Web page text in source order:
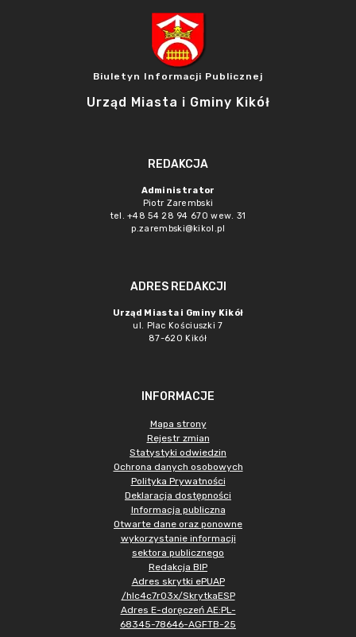
Biuletyn Informacji Publicznej
Urząd Miasta i Gminy Kikół
REDAKCJA
Administrator
Piotr Zarembski
tel. +48 54 28 94 670 wew. 31
p.zarembski@kikol.pl
ADRES REDAKCJI
Urząd Miasta i Gminy Kikół
ul. Plac Kościuszki 7
87-620 Kikół
INFORMACJE
Mapa strony
Rejestr zmian
Statystyki odwiedzin
Ochrona danych osobowych
Polityka Prywatności
Deklaracja dostępności
Informacja publiczna
Otwarte dane oraz ponowne
wykorzystanie informacji
sektora publicznego
Redakcja BIP
Adres skrytki ePUAP
/hlc4c7r03x/SkrytkaESP
Adres E-doręczeń AE:PL-
68345-78646-AGFTB-25